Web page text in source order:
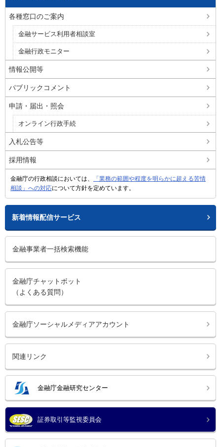
各種窓口のご案内
金融サービス利用者相談室
金融行政モニター
情報公開等
パブリックコメント
申請・届出・照会
オンライン行政手続
入札公告等
採用情報
金融庁の行政相談においては、
「業務の範囲や程度を明らかに超える苦情
相談」への対応について方針を定めています。
新着情報配信サービス
金融事業者一括検索機能
金融庁チャットボット
（よくある質問）
金融庁ソーシャルメディアアカウント
関連リンク
金融庁金融研究センター
証券取引等監視委員会